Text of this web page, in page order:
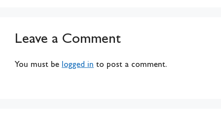
Leave a Comment
You must be logged in to post a comment.